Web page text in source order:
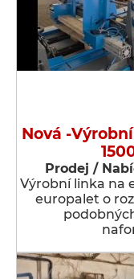
Nová -
Prodej /
Výrobní linka na
europalet o